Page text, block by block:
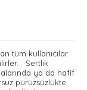
tüm kullanıcılar
Sertlik
ya da hafif
pürüzsüzlükte